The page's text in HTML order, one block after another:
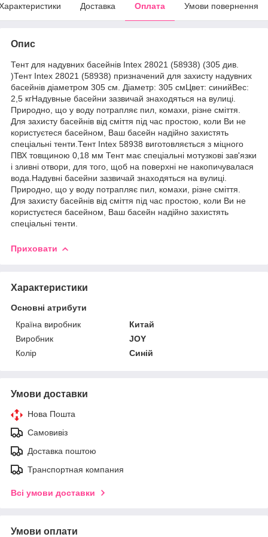
Доставка Оплата Умови повернення
Опис
Тент для надувних басейнів Intex 28021 (58938) (305 див.
)Тент Intex 28021 (58938) призначений для захисту надувних
басейнів діаметром 305 см. Діаметр: 305 смЦвет: синийВес:
2,5 кгНадувные басейни зазвичай знаходяться на вулиці.
Природно, що у воду потрапляє пил, комахи, різне сміття.
Для захисту басейнів від сміття під час простою, коли Ви не
користуєтеся басейном, Ваш басейн надійно захистять
спеціальні тенти.Тент Intex 58938 виготовляється з міцного
ПВХ товщиною 0,18 мм Тент має спеціальні мотузкові зав'язки
і зливні отвори, для того, щоб на поверхні не накопичувалася
вода.Надувні басейни зазвичай знаходяться на вулиці.
Природно, що у воду потрапляє пил, комахи, різне сміття.
Для захисту басейнів від сміття під час простою, коли Ви не
користуєтеся басейном, Ваш басейн надійно захистять
спеціальні тенти.
Приховати
Характеристики
Основні атрибути
Країна виробник
Китай
Виробник
JOY
Колір
Синій
Умови доставки
Нова Пошта
Самовивіз
Доставка поштою
Транспортная компания
Всі умови доставки
Умови оплати